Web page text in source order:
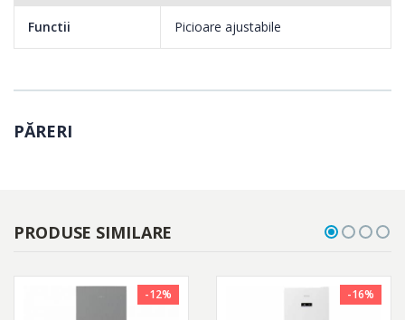
Functii Picioare ajustabile
PĂRERI
PRODUSE SIMILARE
-12% -16%